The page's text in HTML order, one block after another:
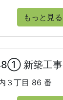
もっと見る
新築工事
３丁目 86 番